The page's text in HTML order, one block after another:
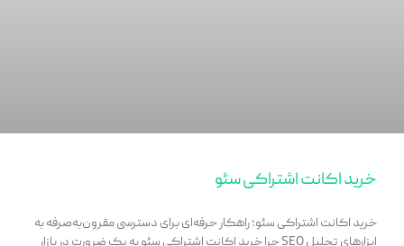
خرید اکانت اشتراکی سئو
خرید اکانت اشتراکی سئو؛ راهکار حرفه‌ای برای دسترسی مقرون‌به‌صرفه به
ابزارهای تحلیل SEO چرا خرید اکانت اشتراکی سئو به یک ضرورت در بازار